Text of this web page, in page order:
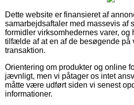
Dette website er finansieret af
samarbejdsaftaler med massevis af
formidler virksomhedernes varer, og
tilfælde af at en af de besøgende på
transaktion.
Orientering om produkter og online
jævnligt, men vi påtager os intet
måtte være udført siden vi senest
informationer.